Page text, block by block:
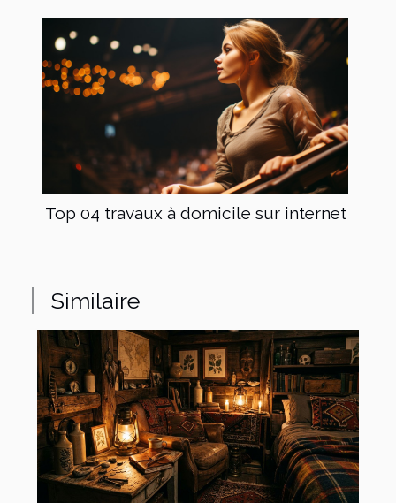
Top 04 travaux à domicile sur internet
Similaire